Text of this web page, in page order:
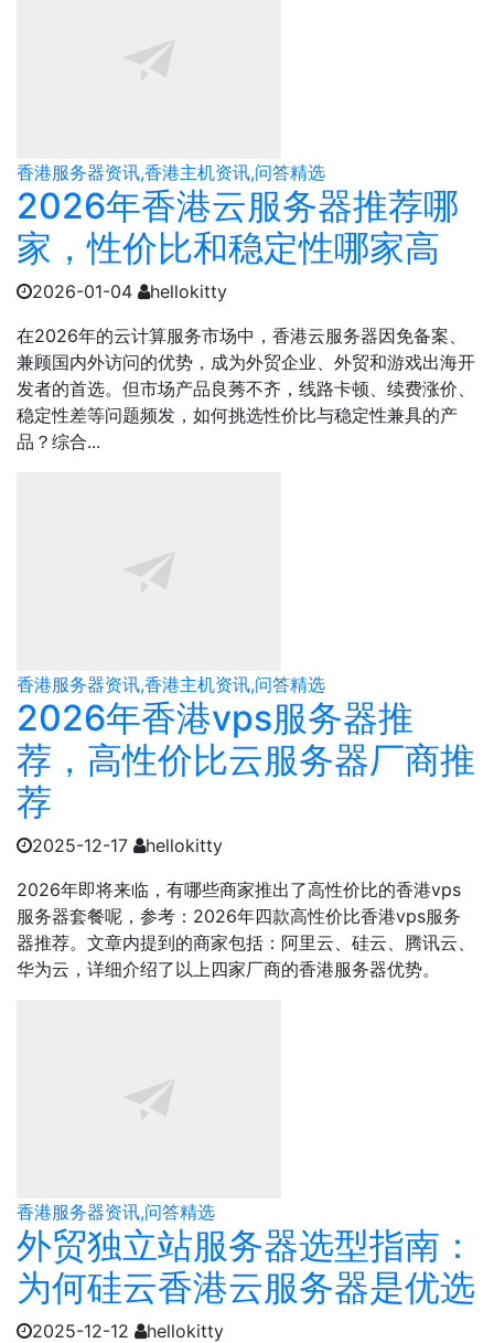
香港服务器资讯,香港主机资讯,问答精选
2026年香港云服务器推荐哪
家，性价比和稳定性哪家高
2026-01-04
hellokitty
在2026年的云计算服务市场中，香港云服务器因免备案、
兼顾国内外访问的优势，成为外贸企业、外贸和游戏出海开
发者的首选。但市场产品良莠不齐，线路卡顿、续费涨价、
稳定性差等问题频发，如何挑选性价比与稳定性兼具的产
品？综合...
香港服务器资讯,香港主机资讯,问答精选
2026年香港vps服务器推
荐，高性价比云服务器厂商推
荐
2025-12-17
hellokitty
2026年即将来临，有哪些商家推出了高性价比的香港vps
服务器套餐呢，参考：2026年四款高性价比香港vps服务
器推荐。文章内提到的商家包括：阿里云、硅云、腾讯云、
华为云，详细介绍了以上四家厂商的香港服务器优势。
香港服务器资讯,问答精选
外贸独立站服务器选型指南：
为何硅云香港云服务器是优选
2025-12-12
hellokitty